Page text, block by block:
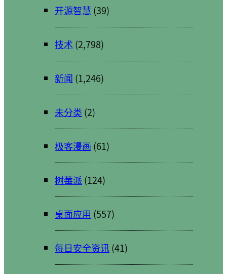
开源智慧 (39)
技术 (2,798)
新闻 (1,246)
未分类 (2)
极客漫画 (61)
树莓派 (124)
桌面应用 (557)
每日安全资讯(41)